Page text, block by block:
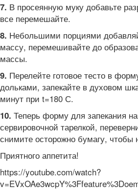
7. В просеянную муку добавьте
все перемешайте.
8. Небольшими порциями
массу, перемешивайте до
массы.
9. Перелейте готовое тесто в
дольками, запекайте в духовом
минут при t=180 С.
10. Теперь форму для запекания
сервировочной тарелкой,
снимите осторожно бумагу, чтобы
Приятного аппетита!
https://youtube.com/watch?